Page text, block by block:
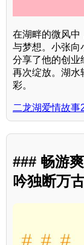
在湖畔的微风中
与梦想。小张向
分享了他的创业
再次绽放。湖水
彩。
二龙湖爱情故事
### 畅游
吟独断万